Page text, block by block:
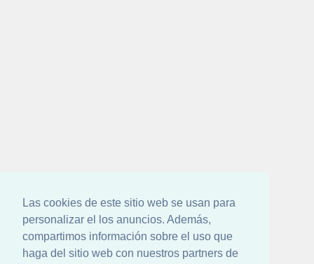
Las cookies de este sitio web se usan para
personalizar el los anuncios. Además,
compartimos información sobre el uso que
haga del sitio web con nuestros partners de